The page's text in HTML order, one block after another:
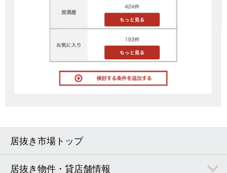
居抜き市場トップ
居抜き物件・貸店舗情報